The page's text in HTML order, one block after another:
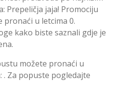
Prepeličja jaja! Promociju
pronaći u letcima 0.
kako biste saznali gdje je
možete pronaći u
. Za popuste pogledajte